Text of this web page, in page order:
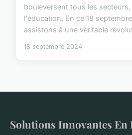
bouleversent tous les
l'éducation. En ce 18
assistons à une véritable
18 septembre 2024
Solutions Innovantes